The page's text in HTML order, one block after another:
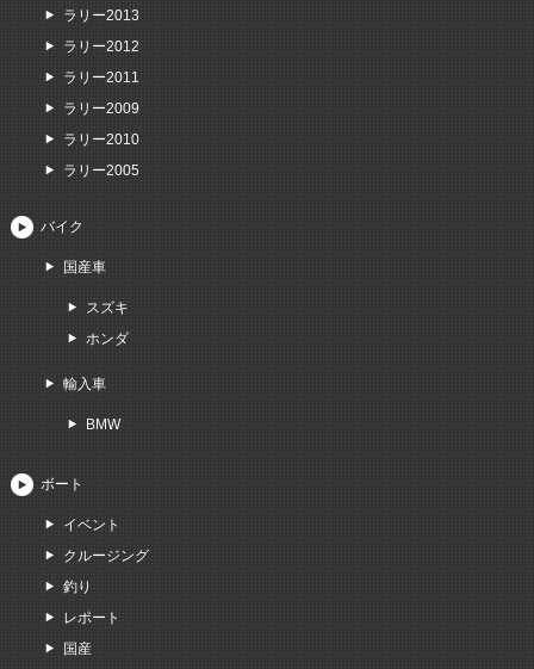
ラリー2013
ラリー2012
ラリー2011
ラリー2009
ラリー2010
ラリー2005
バイク
国産車
スズキ
ホンダ
輸入車
BMW
ボート
イベント
クルージング
釣り
レポート
国産